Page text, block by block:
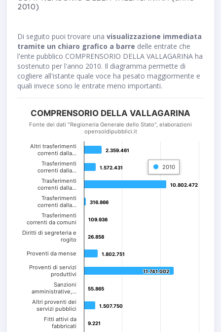
2010)
Di seguito puoi trovare una visualizzazione immediata
tramite un chiaro grafico a barre delle entrate che
l'ente pubblico COMPRENSORIO DELLA VALLAGARINA ha
sostenuto per l'anno 2010. Il diagramma permette di
cogliere all'istante quale voce ha pesato maggiormente e
quali invece sono le entrate meno importanti.
COMPRENSORIO DELLA VALLAGARINA
Fonte dei dati "Regioneria Generale dello Stato", elaborazioni
opensoldipubblici.it
2.359.461
2.359.461
1.572.431
1.572.431
10.802.472
10.802.472
316.866
316.866
109.936
109.936
26.858
26.858
1.802.751
1.802.751
11.741.002
11.741.002
55.865
55.865
1.507.750
1.507.750
9.221
9.221
2010
Altri trasferimenti
correnti dalla…
Trasferimenti
correnti dalla…
Trasferimenti
correnti dalla…
Trasferimenti
correnti dalla…
Trasferimenti
correnti da comuni
Diritti di segreteria e
rogito
Proventi da mense
Proventi di servizi
produttivi
Sanzioni
amministrative,…
Altri proventi dei
servizi pubblici
Fitti attivi da
fabbricati